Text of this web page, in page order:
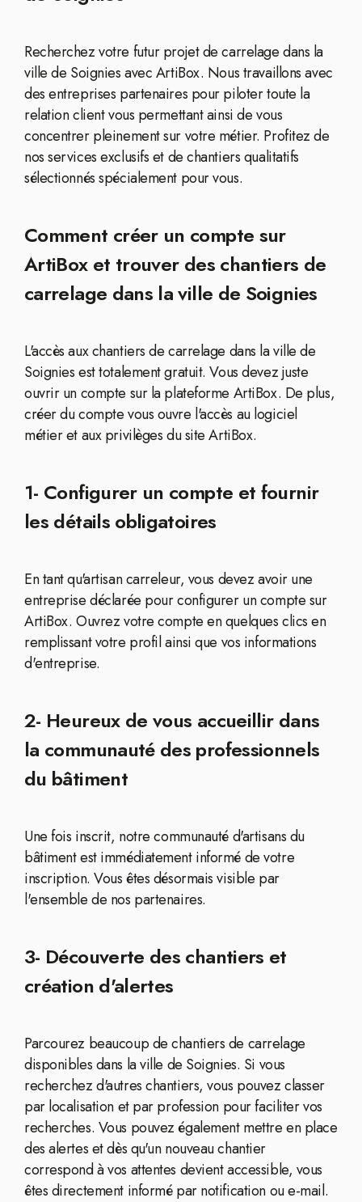
Recherchez votre futur projet de carrelage dans la
ville de Soignies avec ArtiBox. Nous travaillons avec
des entreprises partenaires pour piloter toute la
relation client vous permettant ainsi de vous
concentrer pleinement sur votre métier. Profitez de
nos services exclusifs et de chantiers qualitatifs
sélectionnés spécialement pour vous.
Comment créer un compte sur
ArtiBox et trouver des chantiers de
carrelage dans la ville de Soignies
L'accès aux chantiers de carrelage dans la ville de
Soignies est totalement gratuit. Vous devez juste
ouvrir un compte sur la plateforme ArtiBox. De plus,
créer du compte vous ouvre l'accès au logiciel
métier et aux privilèges du site ArtiBox.
1- Configurer un compte et fournir
les détails obligatoires
En tant qu'artisan carreleur, vous devez avoir une
entreprise déclarée pour configurer un compte sur
ArtiBox. Ouvrez votre compte en quelques clics en
remplissant votre profil ainsi que vos informations
d'entreprise.
2- Heureux de vous accueillir dans
la communauté des professionnels
du bâtiment
Une fois inscrit, notre communauté d'artisans du
bâtiment est immédiatement informé de votre
inscription. Vous êtes désormais visible par
l'ensemble de nos partenaires.
3- Découverte des chantiers et
création d'alertes
Parcourez beaucoup de chantiers de carrelage
disponibles dans la ville de Soignies. Si vous
recherchez d'autres chantiers, vous pouvez classer
par localisation et par profession pour faciliter vos
recherches. Vous pouvez également mettre en place
des alertes et dès qu'un nouveau chantier
correspond à vos attentes devient accessible, vous
êtes directement informé par notification ou e-mail.